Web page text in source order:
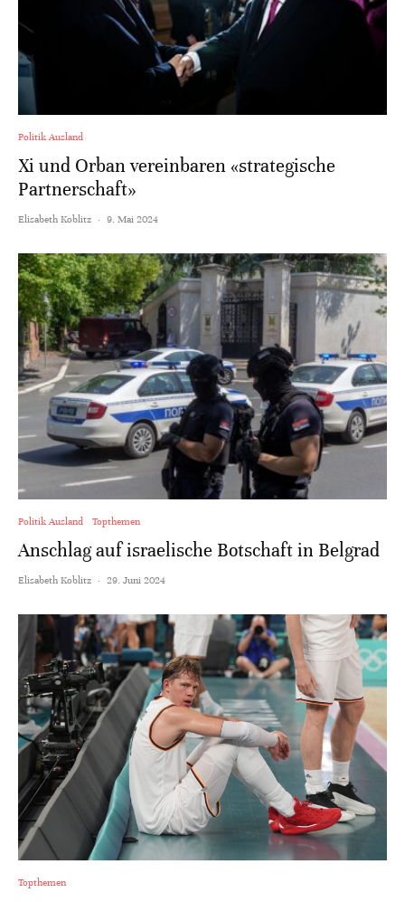
Politik Ausland
Xi und Orban vereinbaren «strategische
Partnerschaft»
Elisabeth Koblitz · 9. Mai 2024
Politik Ausland Topthemen
Anschlag auf israelische Botschaft in Belgrad
Elisabeth Koblitz · 29. Juni 2024
Topthemen